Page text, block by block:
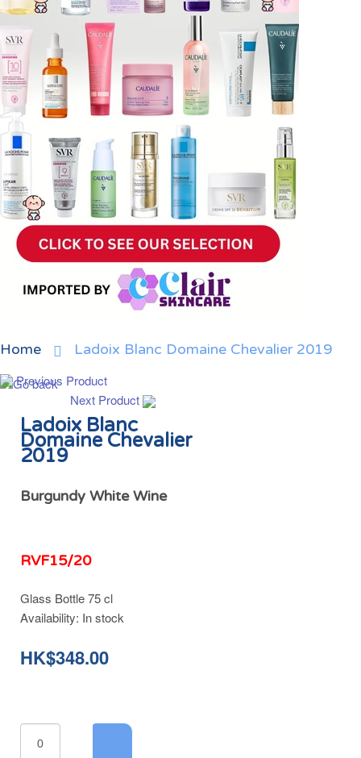
Home Ladoix Blanc Domaine Chevalier 2019
Previous Product
Next Product
Ladoix Blanc
Domaine Chevalier
2019
Burgundy White Wine
RVF15/20
Glass Bottle 75 cl
Availability: In stock
HK$348.00